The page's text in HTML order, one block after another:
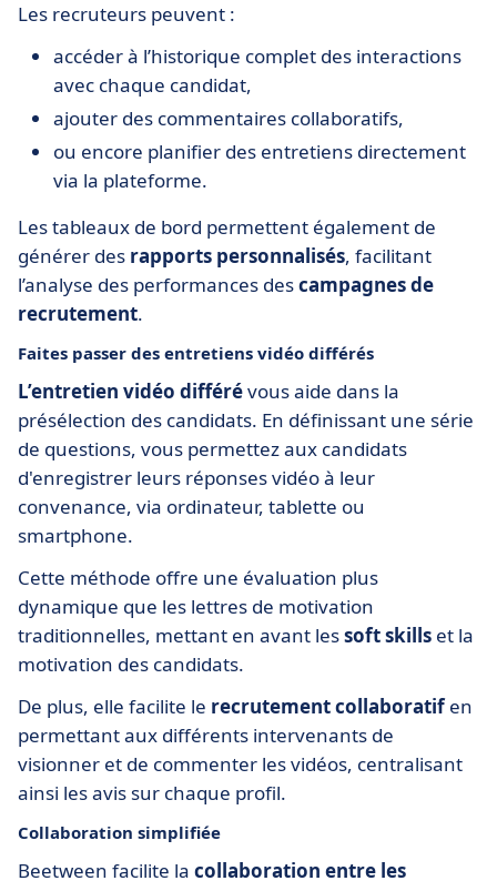
Les recruteurs peuvent :
accéder à l’historique complet des interactions
avec chaque candidat,
ajouter des commentaires collaboratifs,
ou encore planifier des entretiens directement
via la plateforme.
Les tableaux de bord permettent également de
générer des rapports personnalisés, facilitant
l’analyse des performances descampagnes de
recrutement.
Faites passer des entretiens vidéo différés
L’entretien vidéo différévous aide dans la
présélection des candidats. En définissant une série
de questions, vous permettez aux candidats
d'enregistrer leurs réponses vidéo à leur
convenance, via ordinateur, tablette ou
smartphone.
Cette méthode offre une évaluation plus
dynamique que les lettres de motivation
traditionnelles, mettant en avant lessoft skills et la
motivation des candidats.
De plus, elle facilite le recrutement collaboratifen
permettant aux différents intervenants de
visionner et de commenter les vidéos, centralisant
ainsi les avis sur chaque profil.
Collaboration simplifiée
Beetween facilite la collaboration entre les